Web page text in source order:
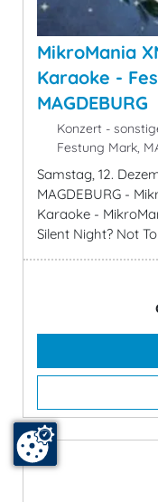
MikroMania
Karaoke -
MAGDEBURG
Konzert -
Festung Mark,
Samstag, 12.
MAGDEBURG -
Karaoke -
Silent Night? Not